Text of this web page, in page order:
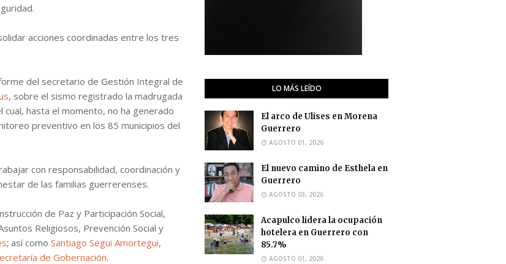
acciones coordinadas entre los tres
del secretario de Gestión Integral de
, sobre el sismo registrado la madrugada
cual, hasta el momento, no ha generado
preventivo en los 85 municipios del
con responsabilidad, coordinación y
de las familias guerrerenses.
de Paz y Participación Social,
Religiosos, Prevención Social y
; así como Santiago Segui Amortegui,
de Gobernación.
LO MÁS LEÍDO
El arco de Ulises en Morena
Guerrero
AGOSTO 01, 2026
El nuevo camino de Esthela en
Guerrero
AGOSTO 03, 2026
Acapulco lidera la ocupación
hotelera en Guerrero con
85.7%
AGOSTO 01, 2026